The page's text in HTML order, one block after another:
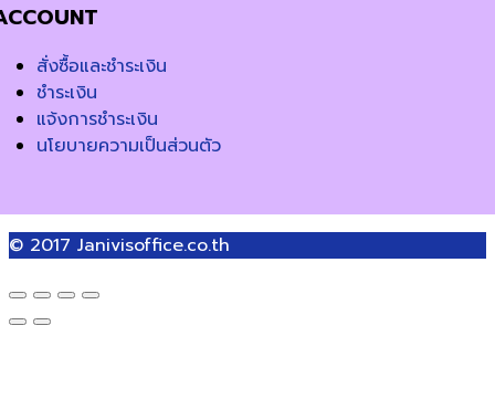
สั่งซื้อและชำระเงิน
ชำระเงิน
แจ้งการชำระเงิน
นโยบายความเป็นส่วนตัว
© 2017 Janivisoffice.co.th